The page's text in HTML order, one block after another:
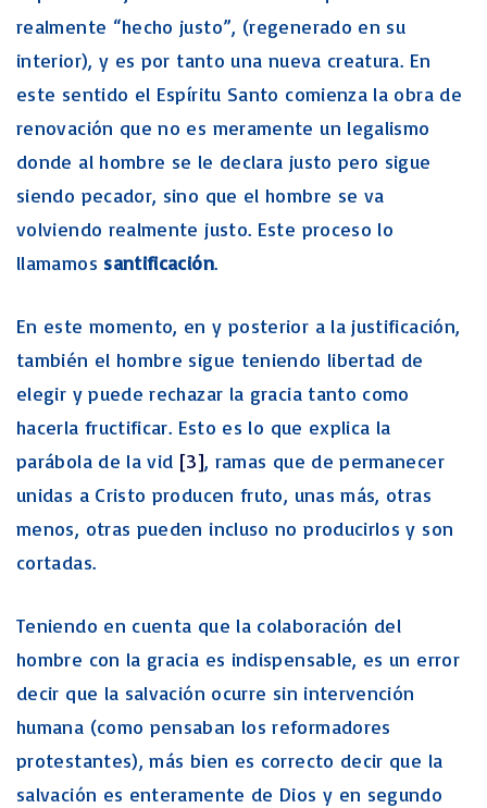
realmente “hecho justo”, (regenerado en su
interior), y es por tanto una nueva creatura. En
este sentido el Espíritu Santo comienza la obra de
renovación que no es meramente un legalismo
donde al hombre se le declara justo pero sigue
siendo pecador, sino que el hombre se va
volviendo realmente justo. Este proceso lo
llamamos santificación.
En este momento, en y posterior a la justificación,
también el hombre sigue teniendo libertad de
elegir y puede rechazar la gracia tanto como
hacerla fructificar. Esto es lo que explica la
parábola de la vid [3], ramas que de permanecer
unidas a Cristo producen fruto, unas más, otras
menos, otras pueden incluso no producirlos y son
cortadas.
Teniendo en cuenta que la colaboración del
hombre con la gracia es indispensable, es un error
decir que la salvación ocurre sin intervención
humana (como pensaban los reformadores
protestantes), más bien es correcto decir que la
salvación es enteramente de Dios y en segundo